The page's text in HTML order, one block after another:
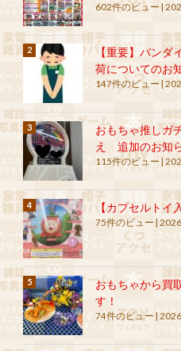
602件のビュー |
【重要】バンダ
荷についてのお
147件のビュー
おもちゃ推しガ
え 追加のお知
115件のビュー |
【カプセルトイ
75件のビュー |
おもちゃから買
す！
74件のビュー